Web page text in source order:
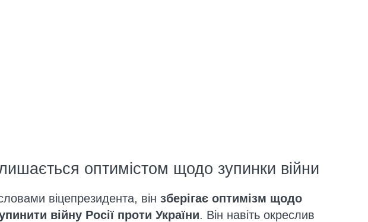
оптимістом щодо зупинки війни
віцепрезидента, він зберігає оптимізм щодо
війну Росії проти України. Він навіть окреслив